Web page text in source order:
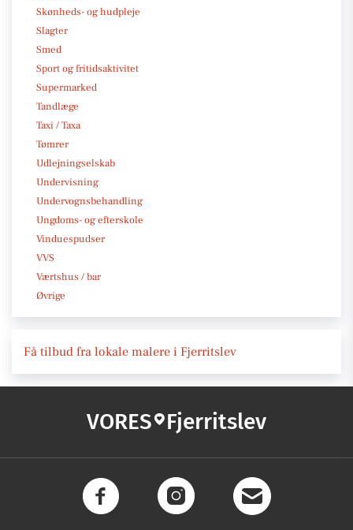
Skønheds- og hudpleje
Slagter
Smed
Sport og fritidsaktivitet
Supermarked
Tandlæge
Taxi / Taxa
Tømrer
Udlejningselskab
Undervisning
Undervognsbehandling
Ungdoms- og efterskole
Vinduespudser
VVS
Værtshus / bar
Øvrige
Få tilbud fra lokale malere i Fjerritslev
VORES Fjerritslev